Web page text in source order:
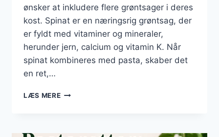
ønsker at inkludere flere grøntsager i deres
kost. Spinat er en næringsrig grøntsag, der
er fyldt med vitaminer og mineraler,
herunder jern, calcium og vitamin K. Når
spinat kombineres med pasta, skaber det
en ret,…
LÆS MEREPASTARETTER
SUND